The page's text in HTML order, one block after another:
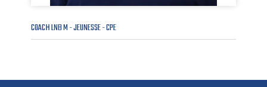
COACH LNB M - JEUNESSE - CPE